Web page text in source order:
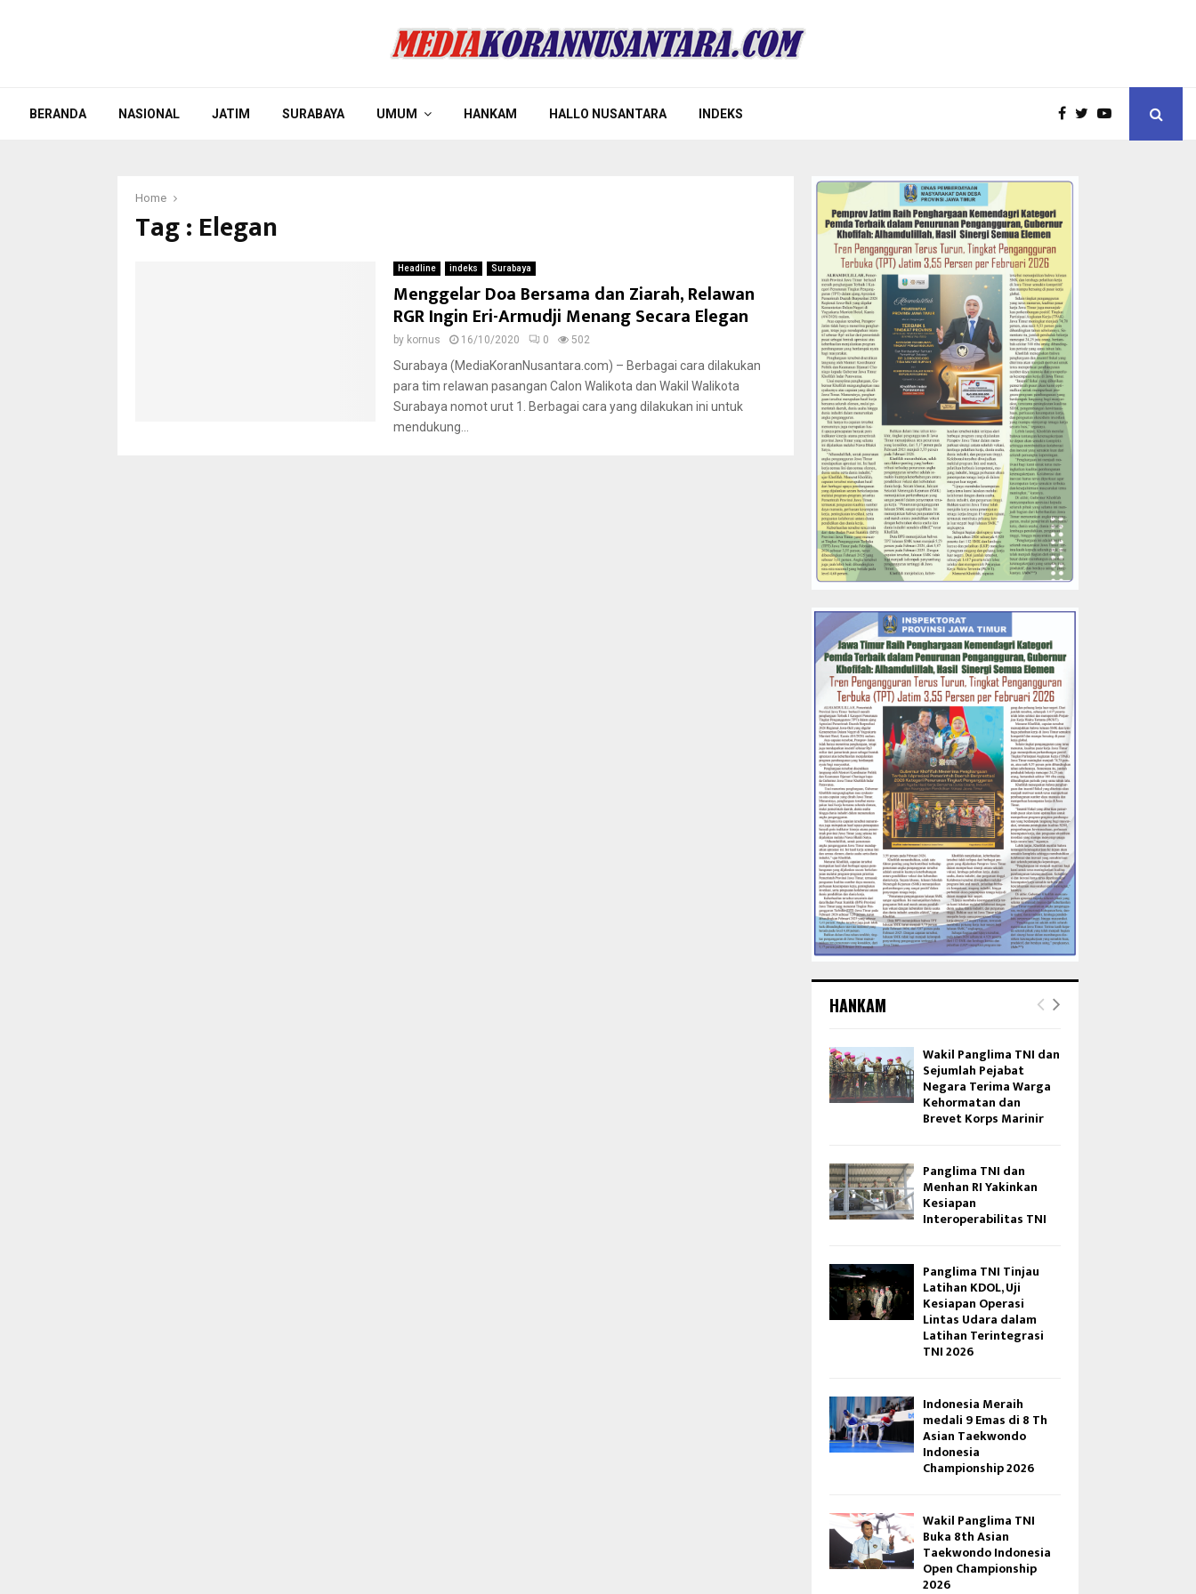
BERANDA NASIONAL JATIM SURABAYA UMUM HANKAM HALLO NUSANTARA INDEKS
Home
Tag : Elegan
Headline indeks Surabaya
Menggelar Doa Bersama dan Ziarah, Relawan
RGR Ingin Eri-Armudji Menang Secara Elegan
by kornus 16/10/2020 0 502
Surabaya (MediaKoranNusantara.com) – Berbagai cara dilakukan
para tim relawan pasangan Calon Walikota dan Wakil Walikota
Surabaya nomot urut 1. Berbagai cara yang dilakukan ini untuk
mendukung...
HANKAM
Wakil Panglima TNI dan
Sejumlah Pejabat
Negara Terima Warga
Kehormatan dan
Brevet Korps Marinir
Panglima TNI dan
Menhan RI Yakinkan
Kesiapan
Interoperabilitas TNI
Panglima TNI Tinjau
Latihan KDOL, Uji
Kesiapan Operasi
Lintas Udara dalam
Latihan Terintegrasi
TNI 2026
Indonesia Meraih
medali 9 Emas di 8 Th
Asian Taekwondo
Indonesia
Championship 2026
Wakil Panglima TNI
Buka 8th Asian
Taekwondo Indonesia
Open Championship
2026